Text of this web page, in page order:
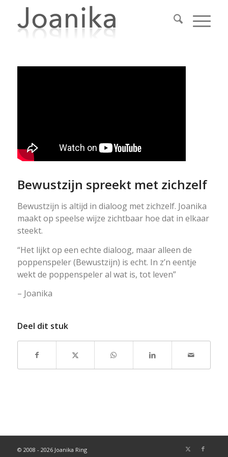
Bewustzijn spreekt met zichzelf
Bewustzijn is altijd in dialoog met zichzelf. Joanika
maakt op speelse wijze zichtbaar hoe dat in elkaar
steekt.
“Het lijkt op een echte dialoog, maar alleen de
poppenspeler (Bewustzijn) is echt. In z’n eentje
wekt de poppenspeler al wat is, tot leven”
– Joanika
Deel dit stuk
© 2008 - 2026 Joanika Ring